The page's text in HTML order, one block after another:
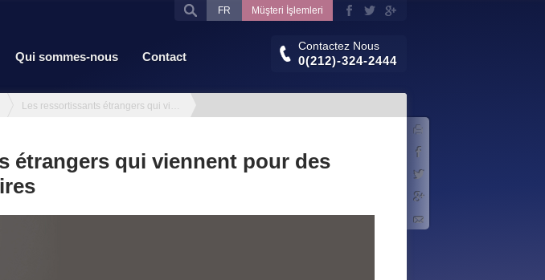
Qui sommes-nous Contact
Contactez Nous
0(212)-324-2444
FR Müşteri İşlemleri
Les ressortissants étrangers qui viennent pour des raisons humanita...
étrangers qui viennent pour des